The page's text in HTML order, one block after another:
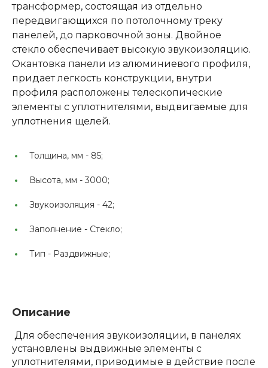
трансформер, состоящая из отдельно
передвигающихся по потолочному треку
панелей, до парковочной зоны. Двойное
стекло обеспечивает высокую звукоизоляцию.
Окантовка панели из алюминиевого профиля,
придает легкость конструкции, внутри
профиля расположены телескопические
элементы с уплотнителями, выдвигаемые для
уплотнения щелей.
Толщина, мм - 85;
Высота, мм - 3000;
Звукоизоляция - 42;
Заполнение - Стекло;
Тип - Раздвижные;
Описание
Для обеспечения звукоизоляции, в панелях
установлены выдвижные элементы с
уплотнителями, приводимые в действие после